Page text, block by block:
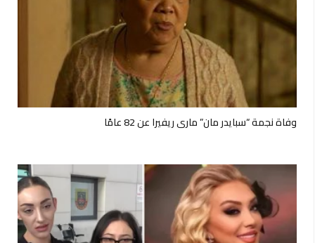
وفاة نجمة “سبايدر مان” ماري ريفيرا عن 82 عامًا